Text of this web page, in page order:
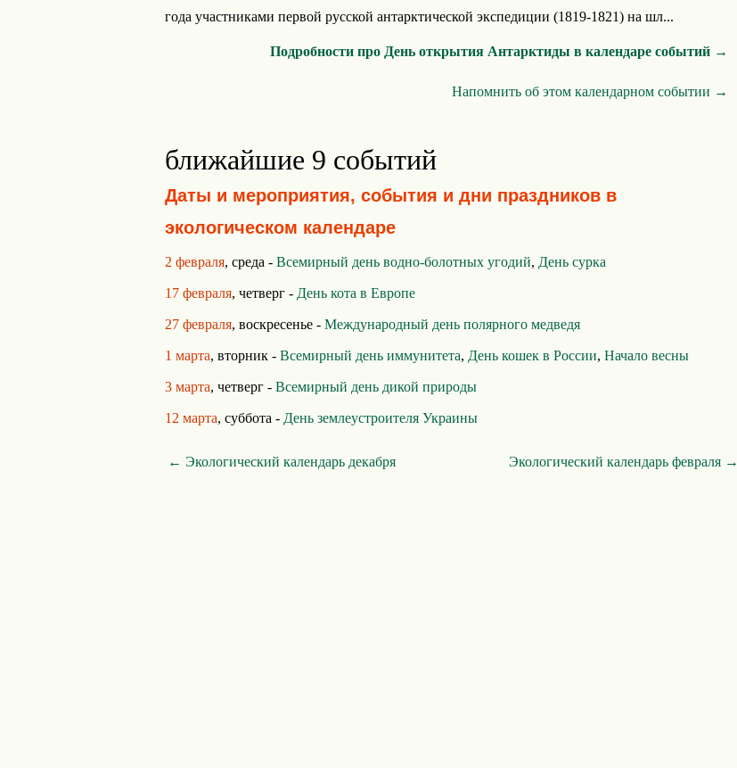
года участниками первой русской антарктической экспедиции (1819-1821) на шл...
Подробности про День открытия Антарктиды в календаре событий →
Напомнить об этом календарном событии →
ближайшие 9 событий
Даты и мероприятия, события и дни праздников в
экологическом календаре
2 февраля, среда - Всемирный день водно-болотных угодий, День сурка
17 февраля, четверг - День кота в Европе
27 февраля, воскресенье - Международный день полярного медведя
1 марта, вторник - Всемирный день иммунитета, День кошек в России, Начало весны
3 марта, четверг - Всемирный день дикой природы
12 марта, суббота - День землеустроителя Украины
← Экологический календарь декабря Экологический календарь февраля →